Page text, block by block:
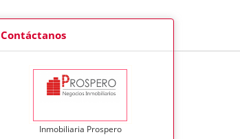
Contáctanos
Inmobiliaria Prospero